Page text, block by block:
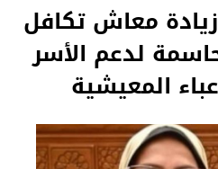
معاش تكافل
لدعم الأسر
المعيشية